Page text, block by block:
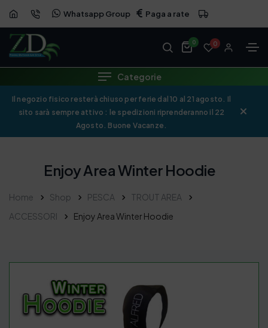
Whatsapp Group Paga a rate
0 0
Categorie
Il negozio fisico resterà chiuso per ferie dal 10 al 21 agosto. Il
sito sarà sempre attivo : le spedizioni riprenderanno il 22
Agosto. Buone Vacanze.
Enjoy Area Winter Hoodie
Home Shop PESCA
TROUT AREA
ACCESSORI
Enjoy Area Winter Hoodie